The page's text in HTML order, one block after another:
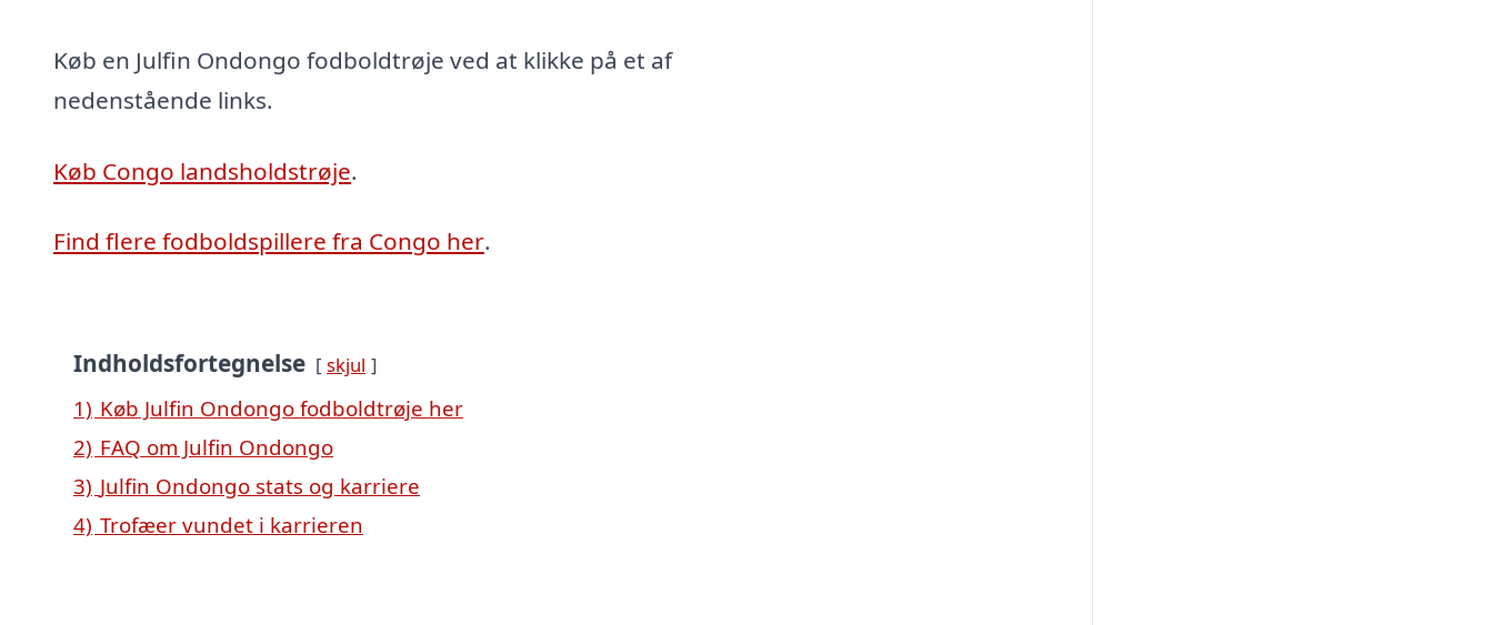
Køb en Julfin Ondongo fodboldtrøje ved at klikke på et af
nedenstående links.
Køb Congo landsholdstrøje.
Find flere fodboldspillere fra Congo her.
Indholdsfortegnelse skjul
1) Køb Julfin Ondongo fodboldtrøje her
2) FAQ om Julfin Ondongo
3) Julfin Ondongo stats og karriere
4) Trofæer vundet i karrieren